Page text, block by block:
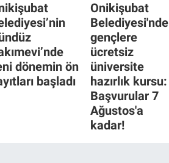
dönemin ön
başladı
Onikişubat
gençlere
ücretsiz
üniversite
hazırlık kursu:
Başvurular 7
Ağustos'a
kadar!